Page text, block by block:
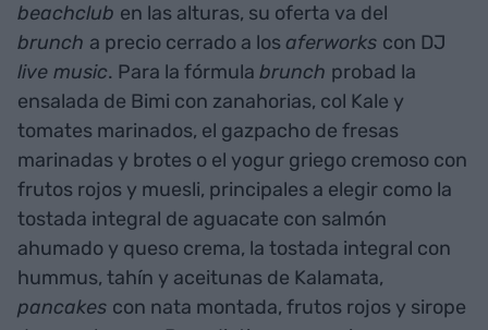
beachclub en las alturas, su oferta va del
brunch a precio cerrado a losaferworks con DJ
live music. Para la fórmula brunch probad la
ensalada de Bimi con zanahorias, col Kale y
tomates marinados, el gazpacho de fresas
marinadas y brotes o el yogur griego cremoso con
frutos rojos y muesli, principales a elegir como la
tostada integral de aguacate con salmón
ahumado y queso crema, la tostada integral con
hummus, tahín y aceitunas de Kalamata,
pancakes con nata montada, frutos rojos y sirope